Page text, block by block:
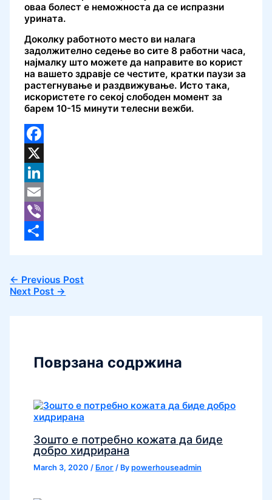
оваа болест е неможноста да се испразни
урината.
Доколку работното место ви налага
задолжително седење во сите 8 работни часа,
најмалку што можете да направите во корист
на вашето здравје се честите, кратки паузи за
растегнување и раздвижување. Исто така,
искористете го секој слободен момент за
барем 10-15 минути телесни вежби.
Facebook
X
LinkedIn
Email
Viber
← Previous Post
Next Post →
Поврзана содржина
Зошто е потребно кожата да биде
добро хидрирана
March 3, 2020 / Блог / Bypowerhouseadmin